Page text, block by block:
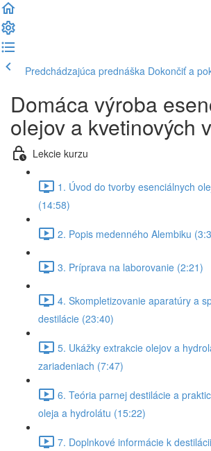
Predchádzajúca prednáška Dokončiť a
Domáca výroba
olejov a kvetinových
Lekcie kurzu
1. Úvod do tvorby esenciálnych
(14:58)
2. Popis medenného Alembiku
3. Príprava na laborovanie (2:21)
4. Skompletizovanie aparatúry a
destilácie (23:40)
5. Ukážky extrakcie olejov a
zariadeniach (7:47)
6. Teória parnej destilácie a
oleja a hydrolátu (15:22)
7. Doplnkové informácie k